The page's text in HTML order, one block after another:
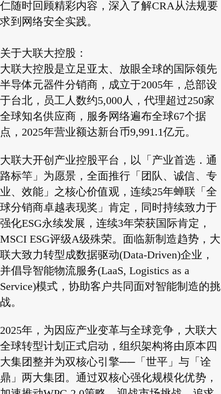
仁随时回顾精彩内容，深入了解CRA从法规要
求到网络安全实践。
关于大联大控股：
大联大控股是立足亚太、放眼全球的国际领先
半导体元器件分销商，成立于2005年，总部设
于台北，员工人数约5,000人，代理超过250家
全球知名供应商，服务网络遍布全球67个据
点，2025年营业额达新台币9,991.1亿元。
大联大开创产业控股平台，以「产业首选．通
路标竿」为愿景，全面推行「团队、诚信、专
业、效能」之核心价值观，连续25年蝉联「全
球分销商卓越表现奖」肯定，同时持续致力于
强化ESG永续发展，连续3年荣获国际肯定，
MSCI ESG评级A级殊荣。面临新制造趋势，大
联大致力转型成数据驱动(Data-Driven)企业，
并倡导智能物流服务(LaaS, Logistics as a
Service)模式，协助客户共同面对智能制造的挑
战。
2025年，为因应产业变革与全球竞争，大联大
全球转型计划正式启动，组织架构将由原本四
大集团整并为双核心引擎──「世平」与「诠
鼎」两大集团。通过双核心强化规模化优势，